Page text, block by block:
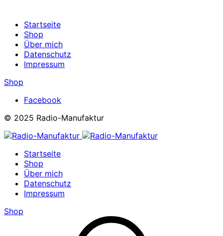
Startseite
Shop
Über mich
Datenschutz
Impressum
Shop
Facebook
© 2025 Radio-Manufaktur
Startseite
Shop
Über mich
Datenschutz
Impressum
Shop